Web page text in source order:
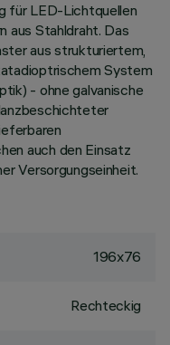
für LED-Lichtquellen
aus Stahldraht. Das
aus strukturiertem,
System
- ohne galvanische
auch den Einsatz
Versorgungseinheit.
196x76
Rechteckig